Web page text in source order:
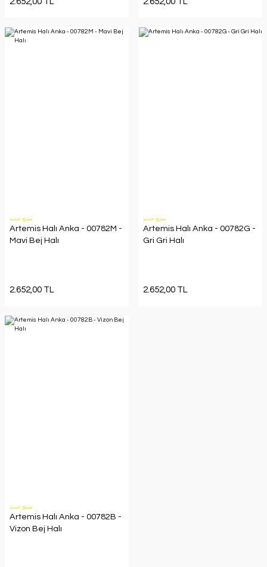
منتج جديد
Artemis Halı Anka - 00782M -
Mavi Bej Halı
2.652,00 TL
منتج جديد
Artemis Halı Anka - 00782G -
Gri Gri Halı
2.652,00 TL
منتج جديد
Artemis Halı Anka - 00782B -
Vizon Bej Halı